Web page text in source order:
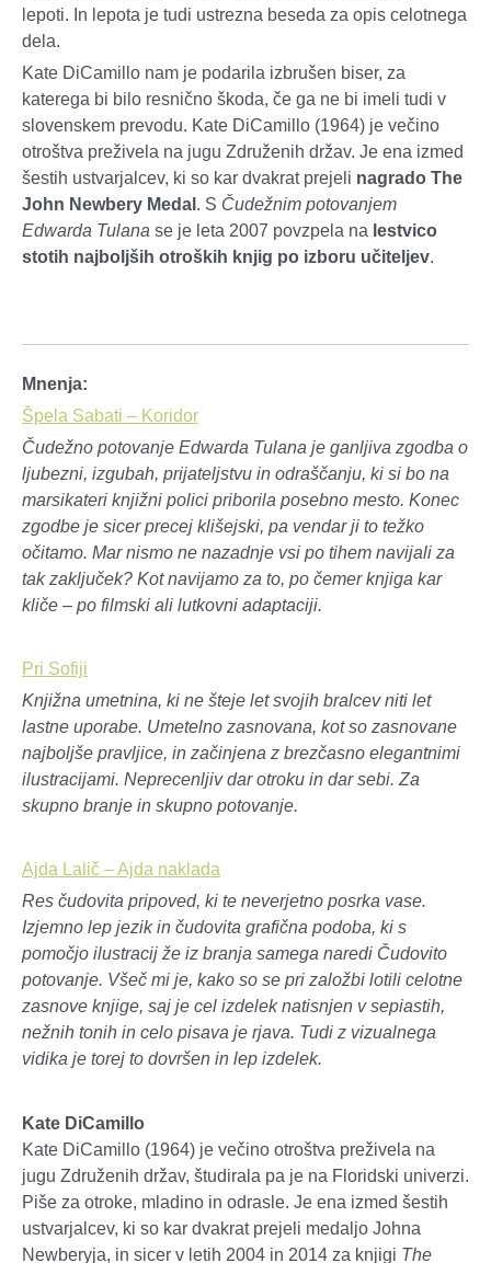
lepoti. In lepota je tudi ustrezna beseda za opis celotnega
dela.
Kate DiCamillo nam je podarila izbrušen biser, za
katerega bi bilo resnično škoda, če ga ne bi imeli tudi v
slovenskem prevodu. Kate DiCamillo (1964) je večino
otroštva preživela na jugu Združenih držav. Je ena izmed
šestih ustvarjalcev, ki so kar dvakrat prejeli nagrado The
John Newbery Medal . S Čudežnim potovanjem
Edwarda Tulana se je leta 2007 povzpela na lestvico
stotih najboljših otroških knjig po izboru učiteljev.
Mnenja:
Špela Sabati – Koridor
Čudežno potovanje Edwarda Tulana je ganljiva zgodba o
ljubezni, izgubah, prijateljstvu in odraščanju, ki si bo na
marsikateri knjižni polici priborila posebno mesto. Konec
zgodbe je sicer precej klišejski, pa vendar ji to težko
očitamo. Mar nismo ne nazadnje vsi po tihem navijali za
tak zaključek? Kot navijamo za to, po čemer knjiga kar
kliče – po filmski ali lutkovni adaptaciji.
Pri Sofiji
Knjižna umetnina, ki ne šteje let svojih bralcev niti let
lastne uporabe. Umetelno zasnovana, kot so zasnovane
najboljše pravljice, in začinjena z brezčasno elegantnimi
ilustracijami. Neprecenljiv dar otroku in dar sebi. Za
skupno branje in skupno potovanje.
Ajda Lalič – Ajda naklada
Res čudovita pripoved, ki te neverjetno posrka vase.
Izjemno lep jezik in čudovita grafična podoba, ki s
pomočjo ilustracij že iz branja samega naredi Čudovito
potovanje. Všeč mi je, kako so se pri založbi lotili celotne
zasnove knjige, saj je cel izdelek natisnjen v sepiastih,
nežnih tonih in celo pisava je rjava. Tudi z vizualnega
vidika je torej to dovršen in lep izdelek.
Kate DiCamillo
Kate DiCamillo (1964) je večino otroštva preživela na
jugu Združenih držav, študirala pa je na Floridski univerzi.
Piše za otroke, mladino in odrasle. Je ena izmed šestih
ustvarjalcev, ki so kar dvakrat prejeli medaljo Johna
Newberyja, in sicer v letih 2004 in 2014 za knjigi The